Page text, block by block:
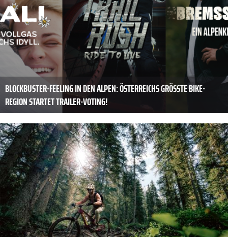
BLOCKBUSTER-FEELING IN DEN ALPEN: ÖSTERREICHS GRÖSSTE BIKE-R
EGION STARTET TRAILER-VOTING!